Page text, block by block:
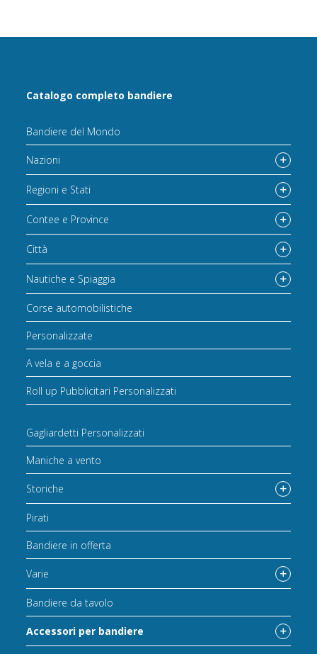
Catalogo completo bandiere
Bandiere del Mondo
Nazioni
Regioni e Stati
Contee e Province
Città
Nautiche e Spiaggia
Corse automobilistiche
Personalizzate
A vela e a goccia
Roll up Pubblicitari Personalizzati
Gagliardetti Personalizzati
Maniche a vento
Storiche
Pirati
Bandiere in offerta
Varie
Bandiere da tavolo
Accessori per bandiere